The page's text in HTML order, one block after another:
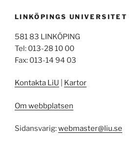
LINKÖPINGS UNIVERSITET
581 83 LINKÖPING
Tel: 013-28 10 00
Fax: 013-14 94 03
Kontakta LiU Kartor
Om webbplatsen
Sidansvarig:webmaster@liu.se